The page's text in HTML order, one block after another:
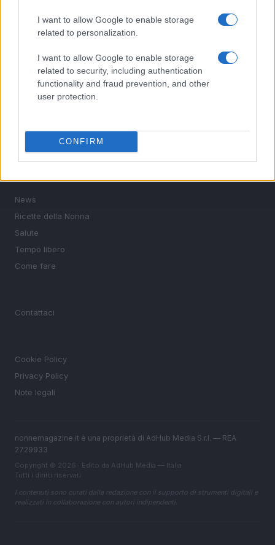
I want to allow Google to enable storage
related to personalization.
I want to allow Google to enable storage
related to security, including authentication
functionality and fraud prevention, and other
user protection.
CONFIRM
Saggezza di ieri, ispirazione per oggi. News, ricette della
nonna, salute, tempo libero e consigli pratici.
SEZIONI
News
Ricette della Nonna
Salute
Tempo libero
Come fare
Contattaci
Cookie Policy
Privacy Policy
Note legali
nonnemagazine.it è una proprietà di AdHub Media S.r.l. — REA
2729933
Copyright © 2026 · Edito da AdHub Media — Italia
Tutti i diritti riservati
I contenuti sono curati dalla redazione con il supporto di strumenti digitali e
realizzati in collaborazione con autori indipendenti.